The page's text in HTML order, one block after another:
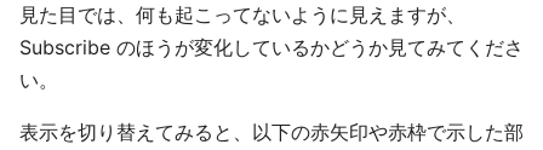
見た目では、何も起こってないように見えますが、
Subscribe のほうが変化しているかどうか見てみてくださ
い。
表示を切り替えてみると、以下の赤矢印や赤枠で示した部